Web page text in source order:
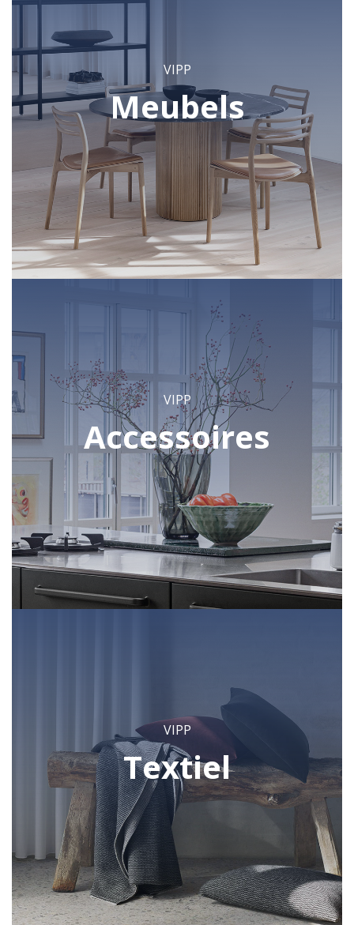
VIPP
Meubels
VIPP
Accessoires
VIPP
Textiel